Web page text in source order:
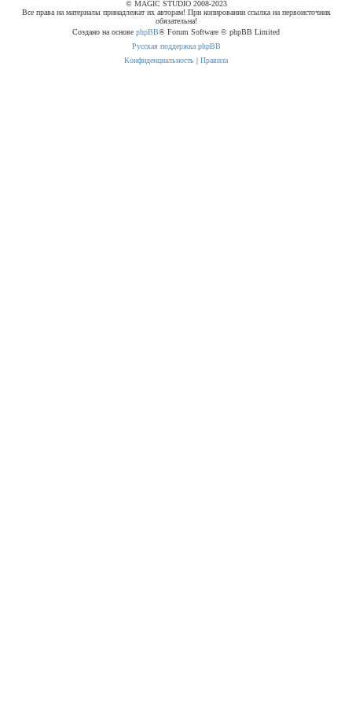
© MAGIC STUDIO 2008-2023
Все права на материалы принадлежат их авторам! При копировании ссылка на первоисточник
обязательна!
Создано на основе phpBB® Forum Software © phpBB Limited
Русская поддержка phpBB
Конфиденциальность | Правила